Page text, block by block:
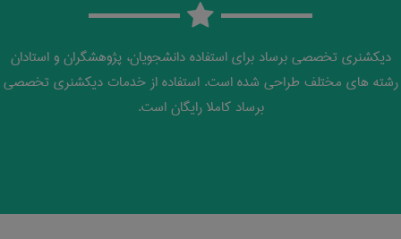
دیکشنری تخصصی برساد برای استفاده دانشجویان، پژوهشگران و استادان
رشته های مختلف طراحی شده است. استفاده از خدمات دیکشنری تخصصی
برساد کاملا رایگان است.